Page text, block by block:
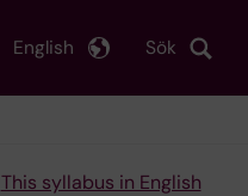
Sök
English
This syllabus in English